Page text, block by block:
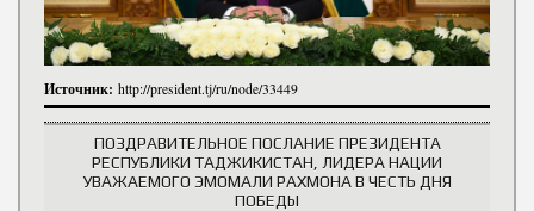
Источник: http://president.tj/ru/node/33449
ПОЗДРАВИТЕЛЬНОЕ ПОСЛАНИЕ ПРЕЗИДЕНТА
РЕСПУБЛИКИ ТАДЖИКИСТАН, ЛИДЕРА НАЦИИ
УВАЖАЕМОГО ЭМОМАЛИ РАХМОНА В ЧЕСТЬ ДНЯ
ПОБЕДЫ